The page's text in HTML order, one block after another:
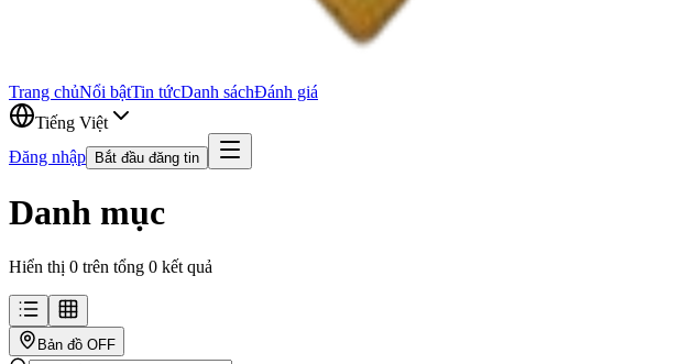
Trang chủNổi bậtTin tứcDanh sáchĐánh giá
Tiếng Việt
Đăng nhập
Bắt đầu đăng tin
Danh mục
Hiển thị 0 trên tổng 0 kết quả
Bản đồ OFF